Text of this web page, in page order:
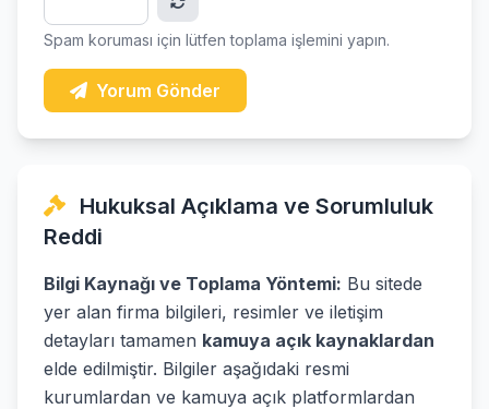
Spam koruması için lütfen toplama işlemini yapın.
Yorum Gönder
Hukuksal Açıklama ve Sorumluluk
Reddi
Bilgi Kaynağı ve Toplama Yöntemi: Bu sitede
yer alan firma bilgileri, resimler ve iletişim
detayları tamamen kamuya açık kaynaklardan
elde edilmiştir. Bilgiler aşağıdaki resmi
kurumlardan ve kamuya açık platformlardan